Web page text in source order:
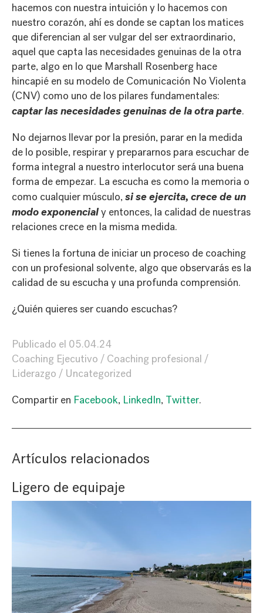
hacemos con nuestra intuición y lo hacemos con
nuestro corazón, ahí es donde se captan los matices
que diferencian al ser vulgar del ser extraordinario,
aquel que capta las necesidades genuinas de la otra
parte, algo en lo que Marshall Rosenberg hace
hincapié en su modelo de Comunicación No Violenta
(CNV) como uno de los pilares fundamentales:
captar las necesidades genuinas de la otra parte.
No dejarnos llevar por la presión, parar en la medida
de lo posible, respirar y prepararnos para escuchar de
forma integral a nuestro interlocutor será una buena
forma de empezar. La escucha es como la memoria o
como cualquier músculo,si se ejercita, crece de un
modo exponencialy entonces, la calidad de nuestras
relaciones crece en la misma medida.
Si tienes la fortuna de iniciar un proceso de coaching
con un profesional solvente, algo que observarás es la
calidad de su escucha y una profunda comprensión.
¿Quién quieres ser cuando escuchas?
Publicado el 05.04.24
Coaching Ejecutivo
Coaching profesional
Liderazgo
Uncategorized
Compartir en Facebook, LinkedIn, Twitter.
Artículos relacionados
Ligero de equipaje